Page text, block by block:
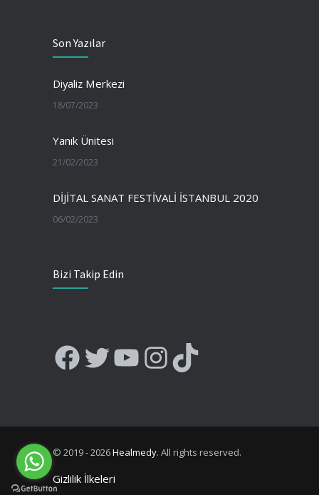
Son Yazılar
Diyaliz Merkezi
18/07/2023
Yanık Ünitesi
21/02/2023
DİJİTAL SANAT FESTİVALİ İSTANBUL 2020
06/02/2023
Bizi Takip Edin
Facebook
Twitter
YouTube
Instagram
TikTok
© 2019 - 2026Healmedy. All rights reserved.
Gizlilik İlkeleri